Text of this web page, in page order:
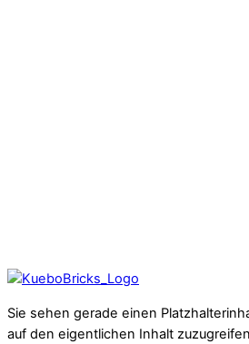
Sie sehen gerade einen
auf den eigentlichen Inhalt